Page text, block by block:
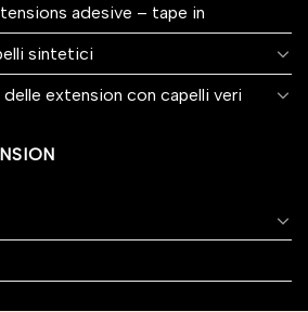
adesive – tape in
sintetici
extension con capelli veri